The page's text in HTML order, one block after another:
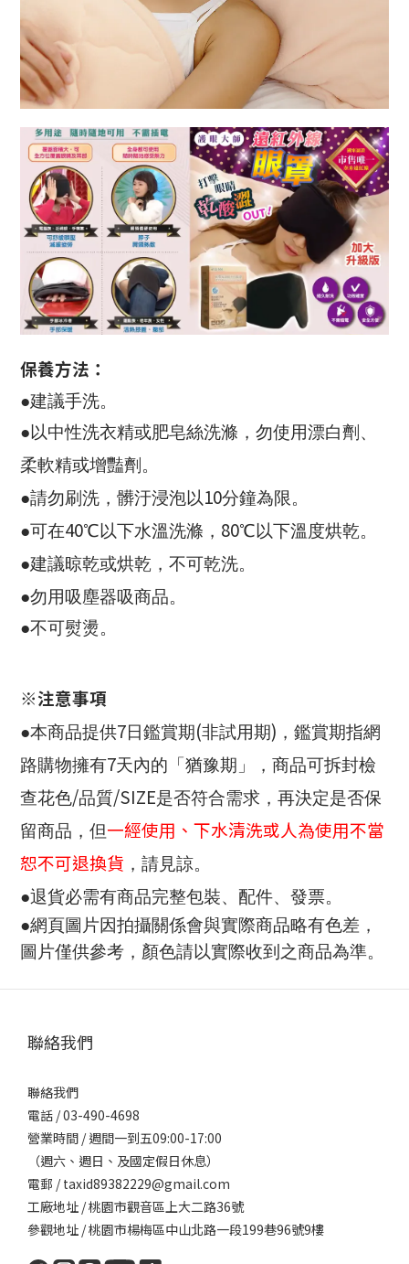
保養方法：
●建議手洗。
●以中性洗衣精或肥皂絲洗滌，勿使用漂白劑、
柔軟精或增豔劑。
●請勿刷洗，髒汙浸泡以10分鐘為限。
●可在40℃以下水溫洗滌， 80℃以下溫度烘乾。
●建議晾乾或烘乾，不可乾洗。
●勿用吸塵器吸商品。
●不可熨燙。
※注意事項
●本商品提供7日鑑賞期(非試用期) ，鑑賞期指網
路購物擁有7天內的「猶豫期」，商品可拆封檢
查花色/品質/SIZE是否符合需求，再決定是否保
留商品，但一經使用、下水清洗或人為使用不當
恕不可退換貨 ，請見諒。
●退貨必需有商品完整包裝、配件、發票。
●網頁圖片因拍攝關係會與實際商品略有色差，
圖片僅供參考，顏色請以實際收到之商品為準。
聯絡我們
聯絡我們
電話 / 03-490-4698
營業時間 / 週間一到五09:00-17:00
（週六、週日、及國定假日休息）
電郵 / taxid89382229@gmail.com
工廠地址 / 桃園市觀音區上大二路36號
參觀地址 / 桃園市楊梅區中山北路一段199巷96號9樓